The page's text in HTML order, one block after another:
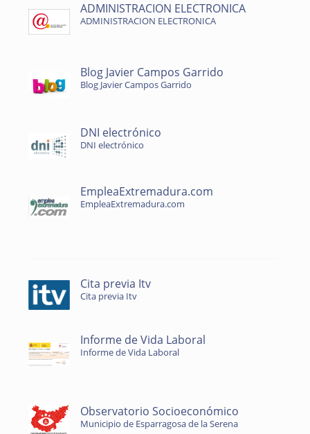
ADMINISTRACION ELECTRONICA
ADMINISTRACION ELECTRONICA
Blog Javier Campos Garrido
Blog Javier Campos Garrido
DNI electrónico
DNI electrónico
EmpleaExtremadura.com
EmpleaExtremadura.com
Cita previa Itv
Cita previa Itv
Informe de Vida Laboral
Informe de Vida Laboral
Observatorio Socioeconómico
Municipio de Esparragosa de la Serena